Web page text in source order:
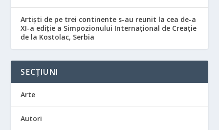
Artiști de pe trei continente s-au reunit la cea de-a
XI-a ediție a Simpozionului Internațional de Creație
de la Kostolac, Serbia
SECȚIUNI
Arte
Autori